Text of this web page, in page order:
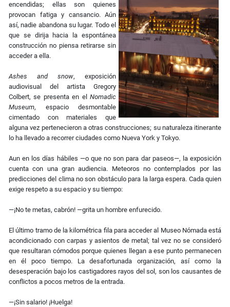
encendidas; ellas son quienes
provocan fatiga y cansancio. Aún
así, nadie abandona su lugar. Todo el
que se dirija hacia la espontánea
construcción no piensa retirarse sin
acceder a ella.
Ashes and snow, exposición
audiovisual del artista Gregory
Colbert, se presenta en el Nomadic
Museum, espacio desmontable
cimentado con materiales que
alguna vez pertenecieron a otras construcciones; su naturaleza itinerante
lo ha llevado a recorrer ciudades como Nueva York y Tokyo.
Aun en los días hábiles —o que no son para dar paseos—, la exposición
cuenta con una gran audiencia. Meteoros no contemplados por las
predicciones del clima no son obstáculo para la larga espera. Cada quien
exige respeto a su espacio y su tiempo:
—¡No te metas, cabrón! —grita un hombre enfurecido.
El último tramo de la kilométrica fila para acceder al Museo Nómada está
acondicionado con carpas y asientos de metal; tal vez no se consideró
que resultaran cómodos porque quienes llegan a ese punto permanecen
en él poco tiempo. La desafortunada organización, así como la
desesperación bajo los castigadores rayos del sol, son los causantes de
conflictos a pocos metros de la entrada.
—¡Sin salario! ¡Huelga!